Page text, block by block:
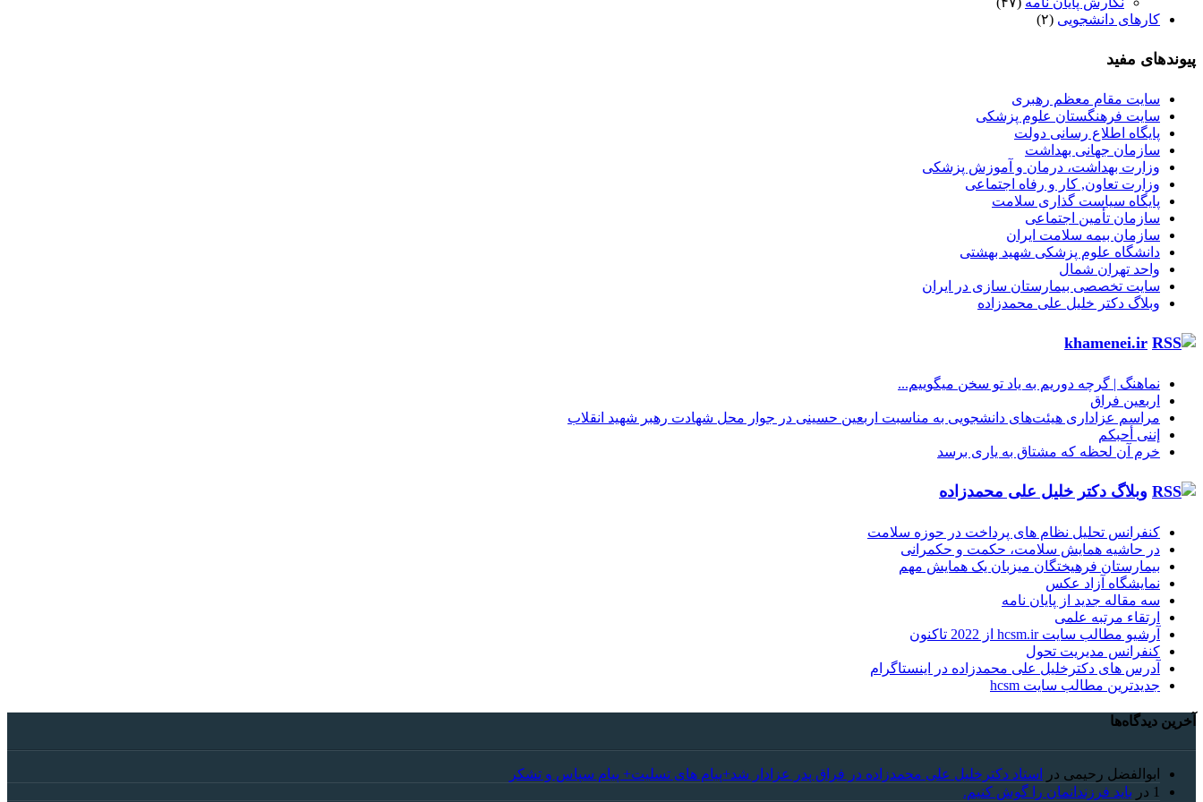
کارهای دانشجویی (۲)
پیوندهای مفید
سایت مقام معظم رهبری
سایت فرهنگستان علوم پزشکی
پایگاه اطلاع رسانی دولت
سازمان جهانی بهداشت
وزارت بهداشت، درمان و آموزش پزشکی
وزارت تعاون, کار و رفاه اجتماعی
پایگاه سیاست گذاری سلامت
سازمان تأمین اجتماعی
سازمان بیمه سلامت ایران
دانشگاه علوم پزشکی شهید بهشتی
واحد تهران شمال
سایت تخصصی بیمارستان سازی در ایران
وبلاگ دکتر خلیل علی محمدزاده
khamenei.ir
نماهنگ |‌ گرچه دوریم به یاد تو سخن میگوییم...
اربعین فراق
مراسم عزاداری هیئت‌های دانشجویی به مناسبت اربعین حسینی در جوار محل شهادت رهبر شهید انقلاب
إننی أحبکم
خرم آن لحظه که مشتاق به یاری برسد
وبلاگ دکتر خلیل علی محمدزاده
کنفرانس تحلیل نظام های پرداخت در حوزه سلامت
در حاشیه همایش سلامت، حکمت و حکمرانی
بیمارستان فرهیختگان میزبان یک همایش مهم
نمایشگاه آزاد عکس
سه مقاله جدید از پایان نامه
ارتقاء مرتبه علمی
آرشیو مطالب سایت hcsm.ir از 2022 تاکنون
کنفرانس مدیریت تحول
آدرس های دکترخلیل علی محمدزاده در اینستاگرام
جدیدترین مطالب سایت hcsm
آخرین دیدگاه‌ها
ابوالفضل رحیمی در
استاد دکترخلیل علی محمدزاده در فراق پدر عزادار شد+پیام های تسلیت+ پیام سپاس و تشکر
1 در باید فرزندانمان را گوش کنیم.